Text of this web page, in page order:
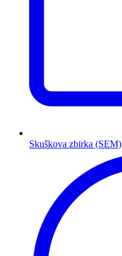
Skuškova zbirka (SEM)